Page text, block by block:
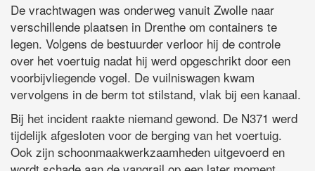
De vrachtwagen was onderweg vanuit Zwolle naar
verschillende plaatsen in Drenthe om containers te
legen. Volgens de bestuurder verloor hij de controle
over het voertuig nadat hij werd opgeschrikt door een
voorbijvliegende vogel. De vuilniswagen kwam
vervolgens in de berm tot stilstand, vlak bij een kanaal.
Bij het incident raakte niemand gewond. De N371 werd
tijdelijk afgesloten voor de berging van het voertuig.
Ook zijn schoonmaakwerkzaamheden uitgevoerd en